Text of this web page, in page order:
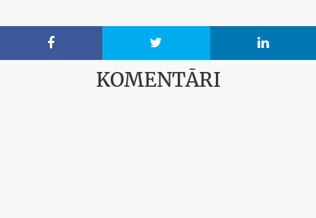
  
KOMENTĀRI